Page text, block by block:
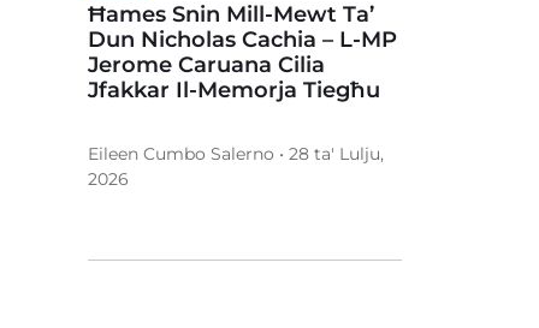
Ħames Snin Mill-Mewt Ta’
Dun Nicholas Cachia – L-MP
Jerome Caruana Cilia
Jfakkar Il-Memorja Tiegħu
Eileen Cumbo Salerno • 28 ta' Lulju,
2026